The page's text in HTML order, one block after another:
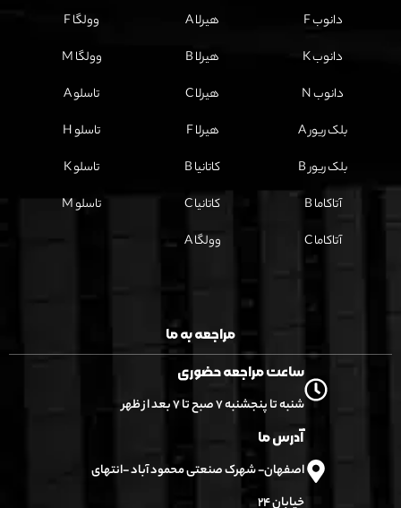
دانوب F
دانوب K
دانوب N
بلک ریور A
بلک ریور B
آتاکاما B
آتاکاما C
هیرلا A
هیرلا B
هیرلا C
هیرلا F
کاتانیا B
کاتانیا C
وولگا A
وولگا F
وولگا M
تاسلو A
تاسلو H
تاسلو K
تاسلو M
مراجعه به ما
ساعت مراجعه حضوری
شنبه تا پنجشنبه ۷ صبح تا ۷ بعد از ظهر
آدرس ما
اصفهان- شهرک صنعتی محمود آباد -انتهای
خیابان ۲۴